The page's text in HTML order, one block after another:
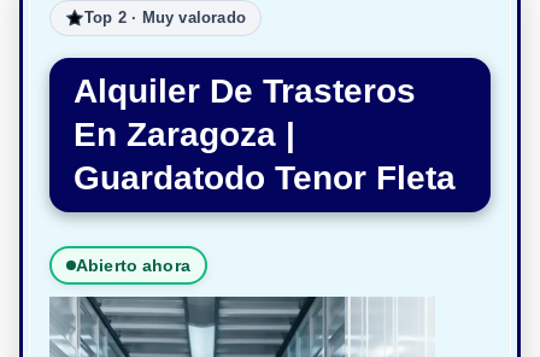
Top 2 · Muy valorado
Alquiler De Trasteros
En Zaragoza |
Guardatodo Tenor Fleta
Abierto ahora